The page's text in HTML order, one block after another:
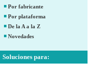
Por fabricante
Por plataforma
De la A a la Z
Novedades
Soluciones para: